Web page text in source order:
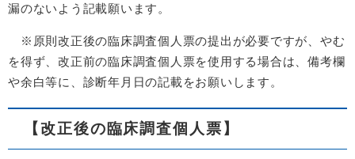
漏のないよう記載願います。
※原則改正後の臨床調査個人票の提出が必要ですが、やむ
を得ず、改正前の臨床調査個人票を使用する場合は、備考欄
や余白等に、診断年月日の記載をお願いします。
【改正後の臨床調査個人票】